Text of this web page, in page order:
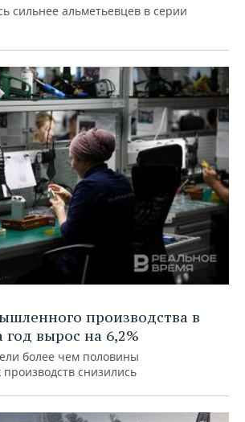
сильнее альметьевцев в серии
производства в
год вырос на 6,2%
более чем половины
снизились